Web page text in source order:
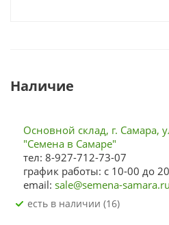
Наличие
Основной склад, г. Самара,
"Семена в Самаре"
тел: 8-927-712-73-07
график работы: с 10-00 до
email: sale@semena-samara.ru
Есть в наличии (16)